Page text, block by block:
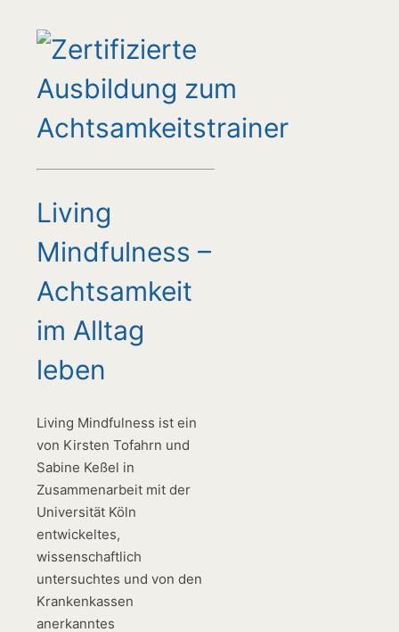
Living
Mindfulness –
Achtsamkeit
im Alltag
leben
Living Mindfulness ist ein
von Kirsten Tofahrn und
Sabine Keßel in
Zusammenarbeit mit der
Universität Köln
entwickeltes,
wissenschaftlich
untersuchtes und von den
Krankenkassen
anerkanntes